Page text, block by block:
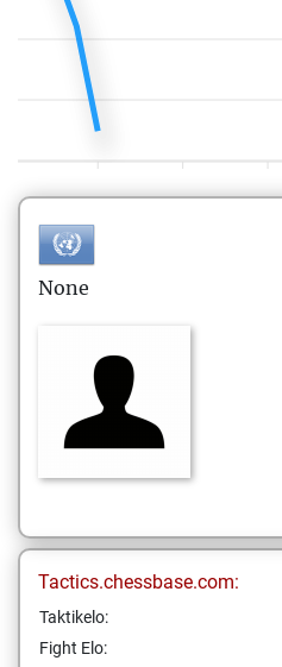
None
Tactics.chessbase.com:
Taktikelo:
Fight Elo: